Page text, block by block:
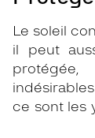
Le soleil
il peut
ce sont les